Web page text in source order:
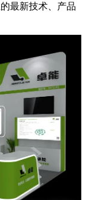
最新技术、产品